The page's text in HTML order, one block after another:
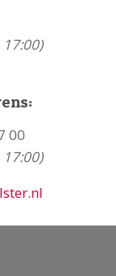
17:00)
00
17:00)